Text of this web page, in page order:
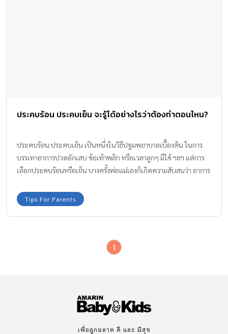
ประคบร้อน ประคบเย็น จะรู้ได้อย่างไรว่าต้องทำตอนไหน?
ประคบร้อน ประคบเย็น เป็นหนึ่งในวิธีปฐมพยาบาลเบื้องต้น ในการ
บรรเทาอาการปวดอักเสบ ข้อเท้าพลิก หรือเวลาลูกๆ มีไข้ ฯลฯ แต่การ
เลือกประคบร้อนหรือเย็น บางครั้งพ่อแม่เองก็เกิดความสับสนว่า อาการ
เจ็บต่างๆ ทีมงาน Amarin Baby & Kids ได้หาคำตอบเพื่อความเข้าใจที่
ถูกต้องมาให้ทราบค่ะ
Tips For Parents
1
เพื่อลูกฉลาด ดี และ มีสุข